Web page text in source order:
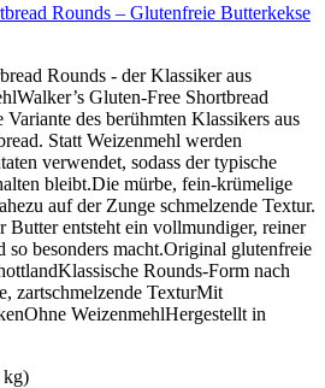
Rounds – Glutenfreie Butterkekse
Rounds - der Klassiker aus
Gluten-Free Shortbread
des berühmten Klassikers aus
Statt Weizenmehl werden
verwendet, sodass der typische
bleibt.Die mürbe, fein-krümelige
auf der Zunge schmelzende Textur.
Butter entsteht ein vollmundiger, reiner
so besonders macht.Original glutenfreie
Rounds-Form nach
zartschmelzende TexturMit
WeizenmehlHergestellt in
kg)